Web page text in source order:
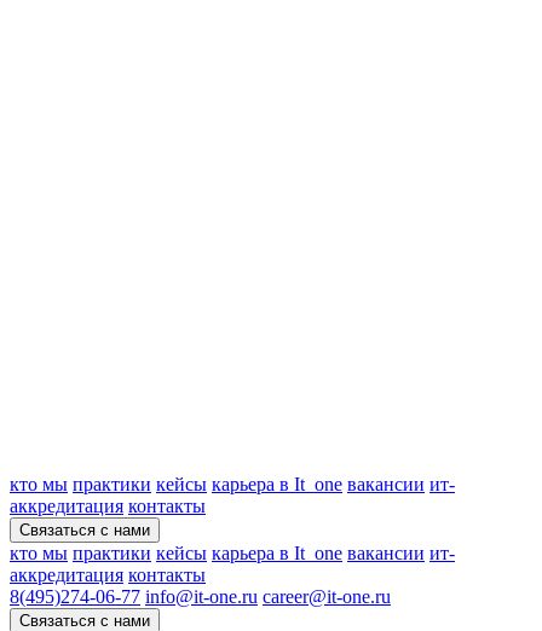
кто мы практики кейсы карьера в It_one вакансии ит-
аккредитация контакты
Связаться с нами
кто мы практики кейсы карьера в It_one вакансии ит-
аккредитация контакты
8(495)274-06-77 info@it-one.ru career@it-one.ru
Связаться с нами